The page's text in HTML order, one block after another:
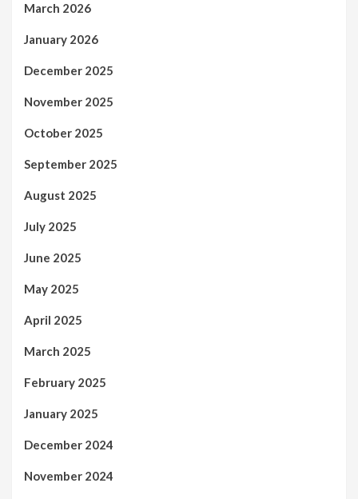
March 2026
January 2026
December 2025
November 2025
October 2025
September 2025
August 2025
July 2025
June 2025
May 2025
April 2025
March 2025
February 2025
January 2025
December 2024
November 2024